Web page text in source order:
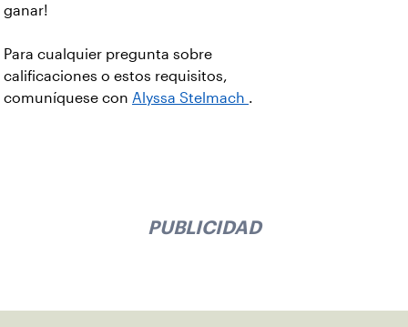
ganar!
Para cualquier pregunta sobre
calificaciones o estos requisitos,
comuníquese con Alyssa Stelmach .
PUBLICIDAD